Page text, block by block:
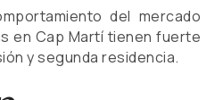
del mercado
en Cap Martí tienen fuerte
y segunda residencia.